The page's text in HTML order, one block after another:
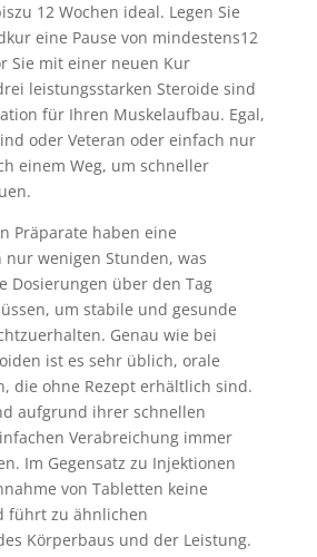
12 Wochen ideal. Legen Sie
eine Pause von mindestens12
Sie mit einer neuen Kur
leistungsstarken Steroide sind
für Ihren Muskelaufbau. Egal,
oder Veteran oder einfach nur
einem Weg, um schneller
Präparate haben eine
nur wenigen Stunden, was
Dosierungen über den Tag
um stabile und gesunde
Genau wie bei
ist es sehr üblich, orale
die ohne Rezept erhältlich sind.
aufgrund ihrer schnellen
Verabreichung immer
Im Gegensatz zu Injektionen
von Tabletten keine
führt zu ähnlichen
Körperbaus und der Leistung.